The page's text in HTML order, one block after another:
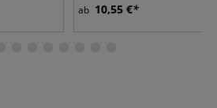
ab 10,55 €